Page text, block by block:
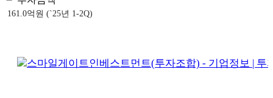
161.0억원 (`25년 1-2Q)
스마일게이트인베스트먼트(투자조합) - 기업정보 | 투